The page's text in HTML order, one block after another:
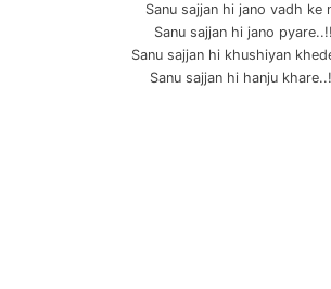
Sanu sajjan hi jano vadh ke
Sanu sajjan hi jano pyare..!!
Sanu sajjan hi khushiyan
Sanu sajjan hi hanju